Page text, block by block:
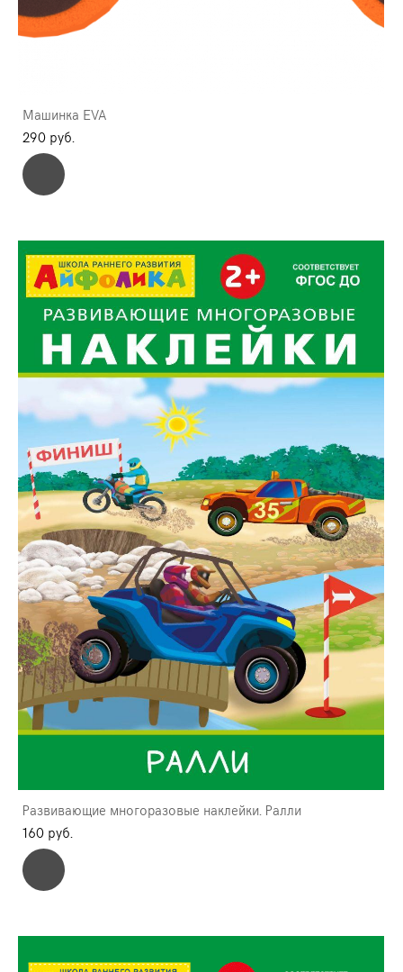
Машинка EVA
290 pуб.
Развивающие многоразовые наклейки. Ралли
160 pуб.